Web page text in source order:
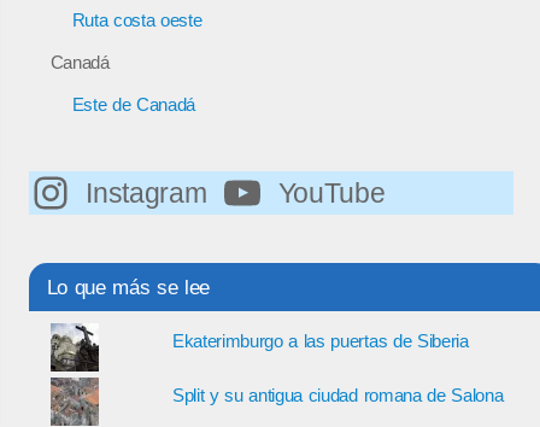
Ruta costa oeste
Canadá
Este de Canadá
Instagram YouTube
Lo que más se lee
Ekaterimburgo a las puertas de Siberia
Split y su antigua ciudad romana de Salona